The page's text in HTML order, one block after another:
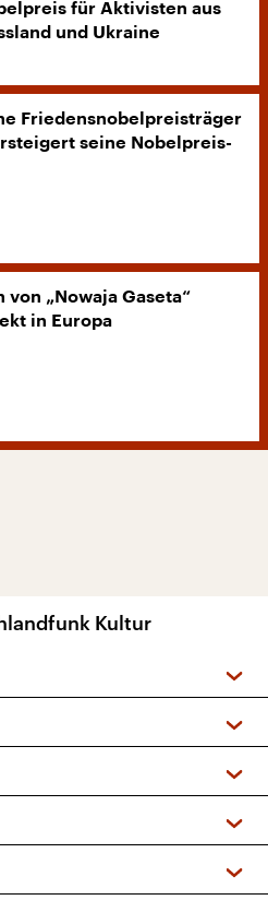
für Aktivisten aus
und Ukraine
Friedensnobelpreisträger
seine Nobelpreis-
von „Nowaja Gaseta“
in Europa
Kultur
DAB+)